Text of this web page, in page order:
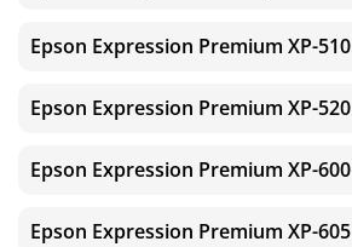
Epson Expression Premium XP-510
Epson Expression Premium XP-520
Epson Expression Premium XP-600
Epson Expression Premium XP-605